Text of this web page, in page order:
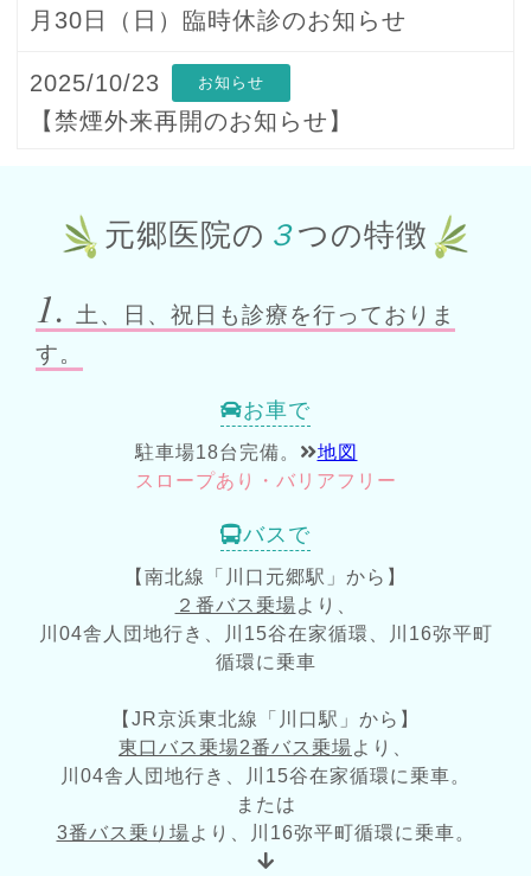
月30日（日）臨時休診のお知らせ
2025/10/23 お知らせ
【禁煙外来再開のお知らせ】
10月1日からインフルエンザワクチン・新
型コロナワクチン接種を開始します
2025/03/03 お知らせ
2025年【令和7年】診療報酬改定・医療情
報取得加算について
2024/06/04 お知らせ
内視鏡（胃カメラ）にAI技術を用いた最
新機器を導入しました。
元郷医院の ３つの特徴
1. 土、日、祝日も診療を行っておりま
す。
お車で
駐車場18台完備。
地図
スロープあり・バリアフリー
バスで
【南北線「川口元郷駅」から】
２番バス乗場より、
川04舎人団地行き、川15谷在家循環、川16弥平町
循環に乗車
【JR京浜東北線「川口駅」から】
東口バス乗場2番バス乗場より、
川04舎人団地行き、川15谷在家循環に乗車。
または
3番バス乗り場より、川16弥平町循環に乗車。